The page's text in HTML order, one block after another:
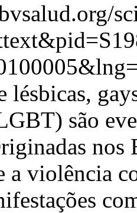
lésbicas,
são
nos
a violência